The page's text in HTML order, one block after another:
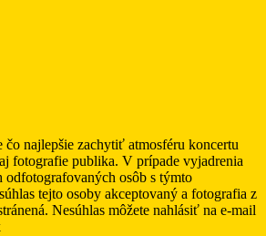
najlepšie zachytiť atmosféru koncertu
fotografie publika. V prípade vyjadrenia
odfotografovaných osôb s týmto
tejto osoby akceptovaný a fotografia z
Nesúhlas môžete nahlásiť na e-mail